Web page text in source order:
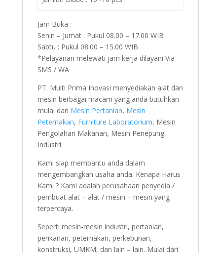
Jam Buka :
Senin – Jumat : Pukul 08.00 – 17.00 WIB
Sabtu : Pukul 08.00 – 15.00 WIB
*Pelayanan melewati jam kerja dilayani Via
SMS / WA
PT. Multi Prima Inovasi menyediakan alat dan
mesin berbagai macam yang anda butuhkan
mulai dari Mesin Pertanian, Mesin
Peternakan, Furniture Laboratorium, Mesin
Pengolahan Makanan, Mesin Penepung
Industri.
Kami siap membantu anda dalam
mengembangkan usaha anda. Kenapa Harus
Kami ? Kami adalah perusahaan penyedia /
pembuat alat – alat / mesin – mesin yang
terpercaya.
Seperti mesin-mesin industri, pertanian,
perikanan, peternakan, perkebunan,
konstruksi, UMKM, dan lain – lain. Mulai dari